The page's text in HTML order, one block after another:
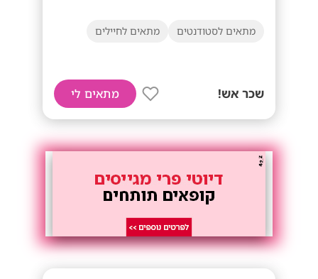
מתאים לסטודנטים מתאים לחיילים
שכר אש! מתאים לי